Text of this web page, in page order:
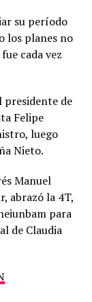
su período
los planes no
cada vez
presidente de
Felipe
luego
Nieto.
Manuel
abrazó la 4T,
para
de Claudia